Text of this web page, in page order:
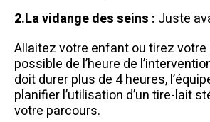
2.La vidange des seins : Juste
Allaitez votre enfant ou tirez
possible de l’heure de
doit durer plus de 4 heures,
planifier l’utilisation d’un tire-lait
votre parcours.